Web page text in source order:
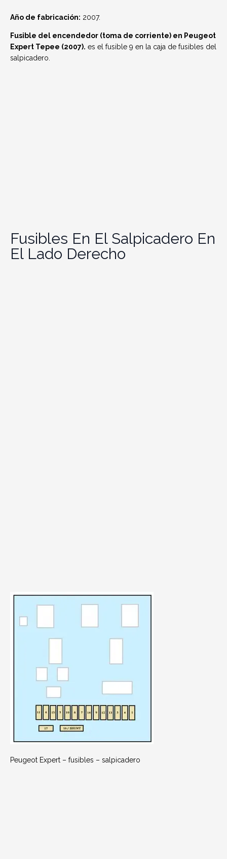
Año de fabricación: 2007.
Fusible del encendedor (toma de corriente) en Peugeot
Expert Tepee (2007). es el fusible 9 en la caja de fusibles del
salpicadero.
Fusibles En El Salpicadero En
El Lado Derecho
Peugeot Expert – fusibles – salpicadero